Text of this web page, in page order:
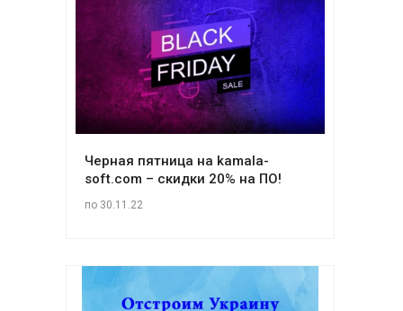
Черная пятница на kamala-
soft.com – скидки 20% на ПО!
по 30.11.22